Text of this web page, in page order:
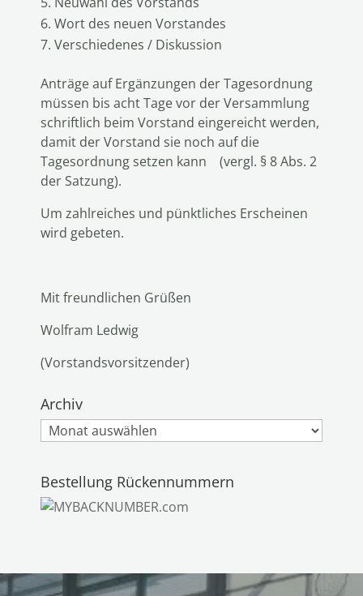
Wort des neuen Vorstandes
Verschiedenes / Diskussion
Anträge auf Ergänzungen der Tagesordnung
müssen bis acht Tage vor der Versammlung
schriftlich beim Vorstand eingereicht werden,
damit der Vorstand sie noch auf die
Tagesordnung setzen kann (vergl. § 8 Abs. 2
der Satzung).
Um zahlreiches und pünktliches Erscheinen
wird gebeten.
Mit freundlichen Grüßen
Wolfram Ledwig
(Vorstandsvorsitzender)
Archiv
Archiv
Bestellung Rückennummern